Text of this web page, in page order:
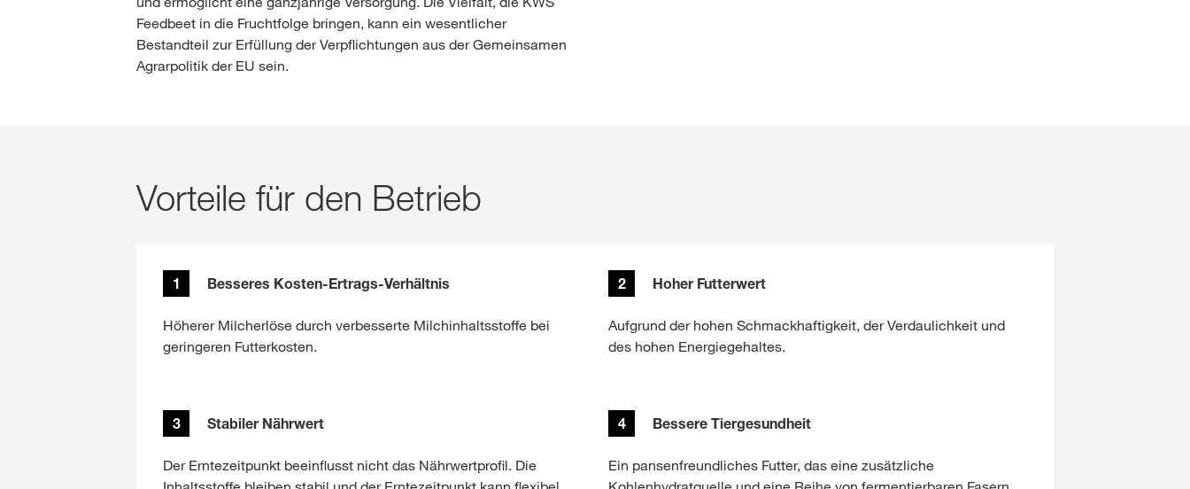
Feedbeet in die Fruchtfolge bringen, kann ein wesentlicher
Bestandteil zur Erfüllung der Verpflichtungen aus der Gemeinsamen
Agrarpolitik der EU sein.
Vorteile für den Betrieb
1 Besseres Kosten-Ertrags-Verhältnis​
Höherer Milcherlöse durch verbesserte Milchinhaltsstoffe bei
geringeren Futterkosten.
2 Hoher Futterwert
Aufgrund der hohen Schmackhaftigkeit, der Verdaulichkeit und
des hohen Energiegehaltes.
3 Stabiler Nährwert
Der Erntezeitpunkt beeinflusst nicht das Nährwertprofil. Die
4 Bessere Tiergesundheit
Ein pansenfreundliches Futter, das eine zusätzliche